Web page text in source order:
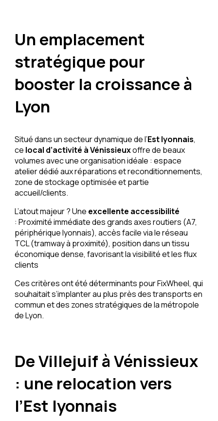
Un emplacement
stratégique pour
booster la croissance à
Lyon
Situé dans un secteur dynamique de l’Est lyonnais,
ce local d’activité à Vénissieuxoffre de beaux
volumes avec une organisation idéale : espace
atelier dédié aux réparations et reconditionnements,
zone de stockage optimisée et partie
accueil/clients.
L’atout majeur ? Une excellente accessibilité
: Proximité immédiate des grands axes routiers (A7,
périphérique lyonnais), accès facile via le réseau
TCL (tramway à proximité), position dans un tissu
économique dense, favorisant la visibilité et les flux
clients
Ces critères ont été déterminants pour FixWheel, qui
souhaitait s’implanter au plus près des transports en
commun et des zones stratégiques de la métropole
de Lyon.
De Villejuif à Vénissieux
: une relocation vers
l’Est lyonnais